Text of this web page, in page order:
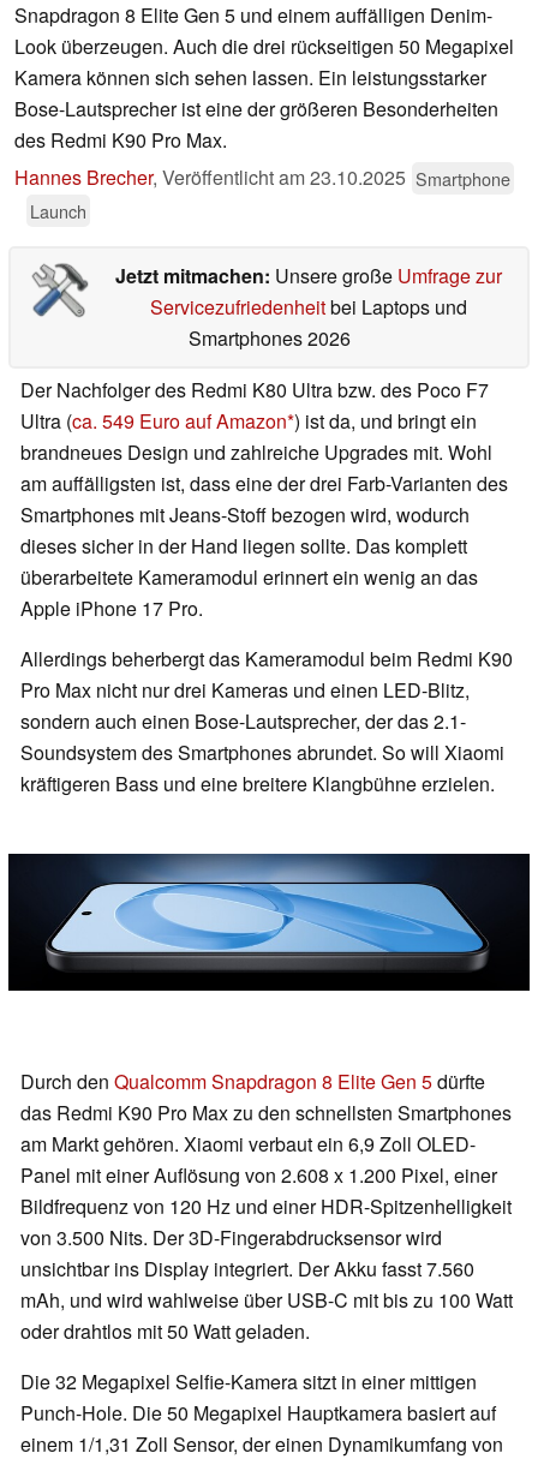
Snapdragon 8 Elite Gen 5 und einem auffälligen Denim-
Look überzeugen. Auch die drei rückseitigen 50 Megapixel
Kamera können sich sehen lassen. Ein leistungsstarker
Bose-Lautsprecher ist eine der größeren Besonderheiten
des Redmi K90 Pro Max.
Hannes Brecher, Veröffentlicht am23.10.2025 Smartphone
Launch
Jetzt mitmachen: Unsere große Umfrage zur
Servicezufriedenheitbei Laptops und
Smartphones 2026
Der Nachfolger des Redmi K80 Ultra bzw. des Poco F7
Ultra (ca. 549 Euro auf Amazon ) ist da, und bringt ein
brandneues Design und zahlreiche Upgrades mit. Wohl
am auffälligsten ist, dass eine der drei Farb-Varianten des
Smartphones mit Jeans-Stoff bezogen wird, wodurch
dieses sicher in der Hand liegen sollte. Das komplett
überarbeitete Kameramodul erinnert ein wenig an das
Apple iPhone 17 Pro.
Allerdings beherbergt das Kameramodul beim Redmi K90
Pro Max nicht nur drei Kameras und einen LED-Blitz,
sondern auch einen Bose-Lautsprecher, der das 2.1-
Soundsystem des Smartphones abrundet. So will Xiaomi
kräftigeren Bass und eine breitere Klangbühne erzielen.
Durch den Qualcomm Snapdragon 8 Elite Gen 5dürfte
das Redmi K90 Pro Max zu den schnellsten Smartphones
am Markt gehören. Xiaomi verbaut ein 6,9 Zoll OLED-
Panel mit einer Auflösung von 2.608 x 1.200 Pixel, einer
Bildfrequenz von 120 Hz und einer HDR-Spitzenhelligkeit
von 3.500 Nits. Der 3D-Fingerabdrucksensor wird
unsichtbar ins Display integriert. Der Akku fasst 7.560
mAh, und wird wahlweise über USB-C mit bis zu 100 Watt
oder drahtlos mit 50 Watt geladen.
Die 32 Megapixel Selfie-Kamera sitzt in einer mittigen
Punch-Hole. Die 50 Megapixel Hauptkamera basiert auf
einem 1/1,31 Zoll Sensor, der einen Dynamikumfang von